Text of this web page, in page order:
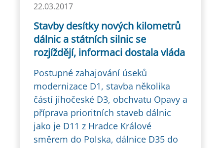
22.03.2017
Stavby desítky nových kilometrů
dálnic a státních silnic se
rozjíždějí, informaci dostala vláda
Postupné zahajování úseků
modernizace D1, stavba několika
částí jihočeské D3, obchvatu Opavy a
příprava prioritních staveb dálnic
jako je D11 z Hradce Králové
směrem do Polska, dálnice D35 do